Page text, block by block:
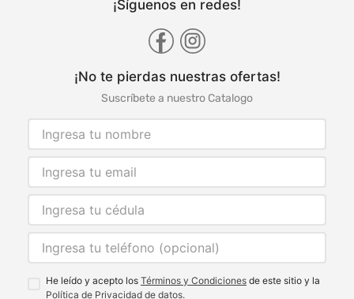
¡Síguenos en redes!
¡No te pierdas nuestras ofertas!
Suscríbete a nuestro Catalogo
He leído y acepto los Términos y Condiciones de este sitio y la
Política de Privacidad de datos.